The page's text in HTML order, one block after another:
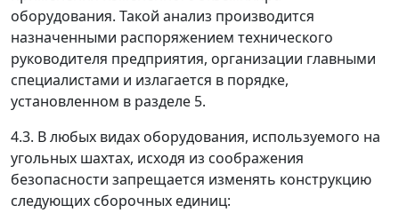
оборудования. Такой анализ производится
назначенными распоряжением технического
руководителя предприятия, организации главными
специалистами и излагается в порядке,
установленном в разделе 5.
4.3. В любых видах оборудования, используемого на
угольных шахтах, исходя из соображения
безопасности запрещается изменять конструкцию
следующих сборочных единиц: